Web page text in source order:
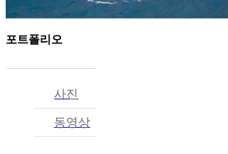
포트폴리오
사진
동영상